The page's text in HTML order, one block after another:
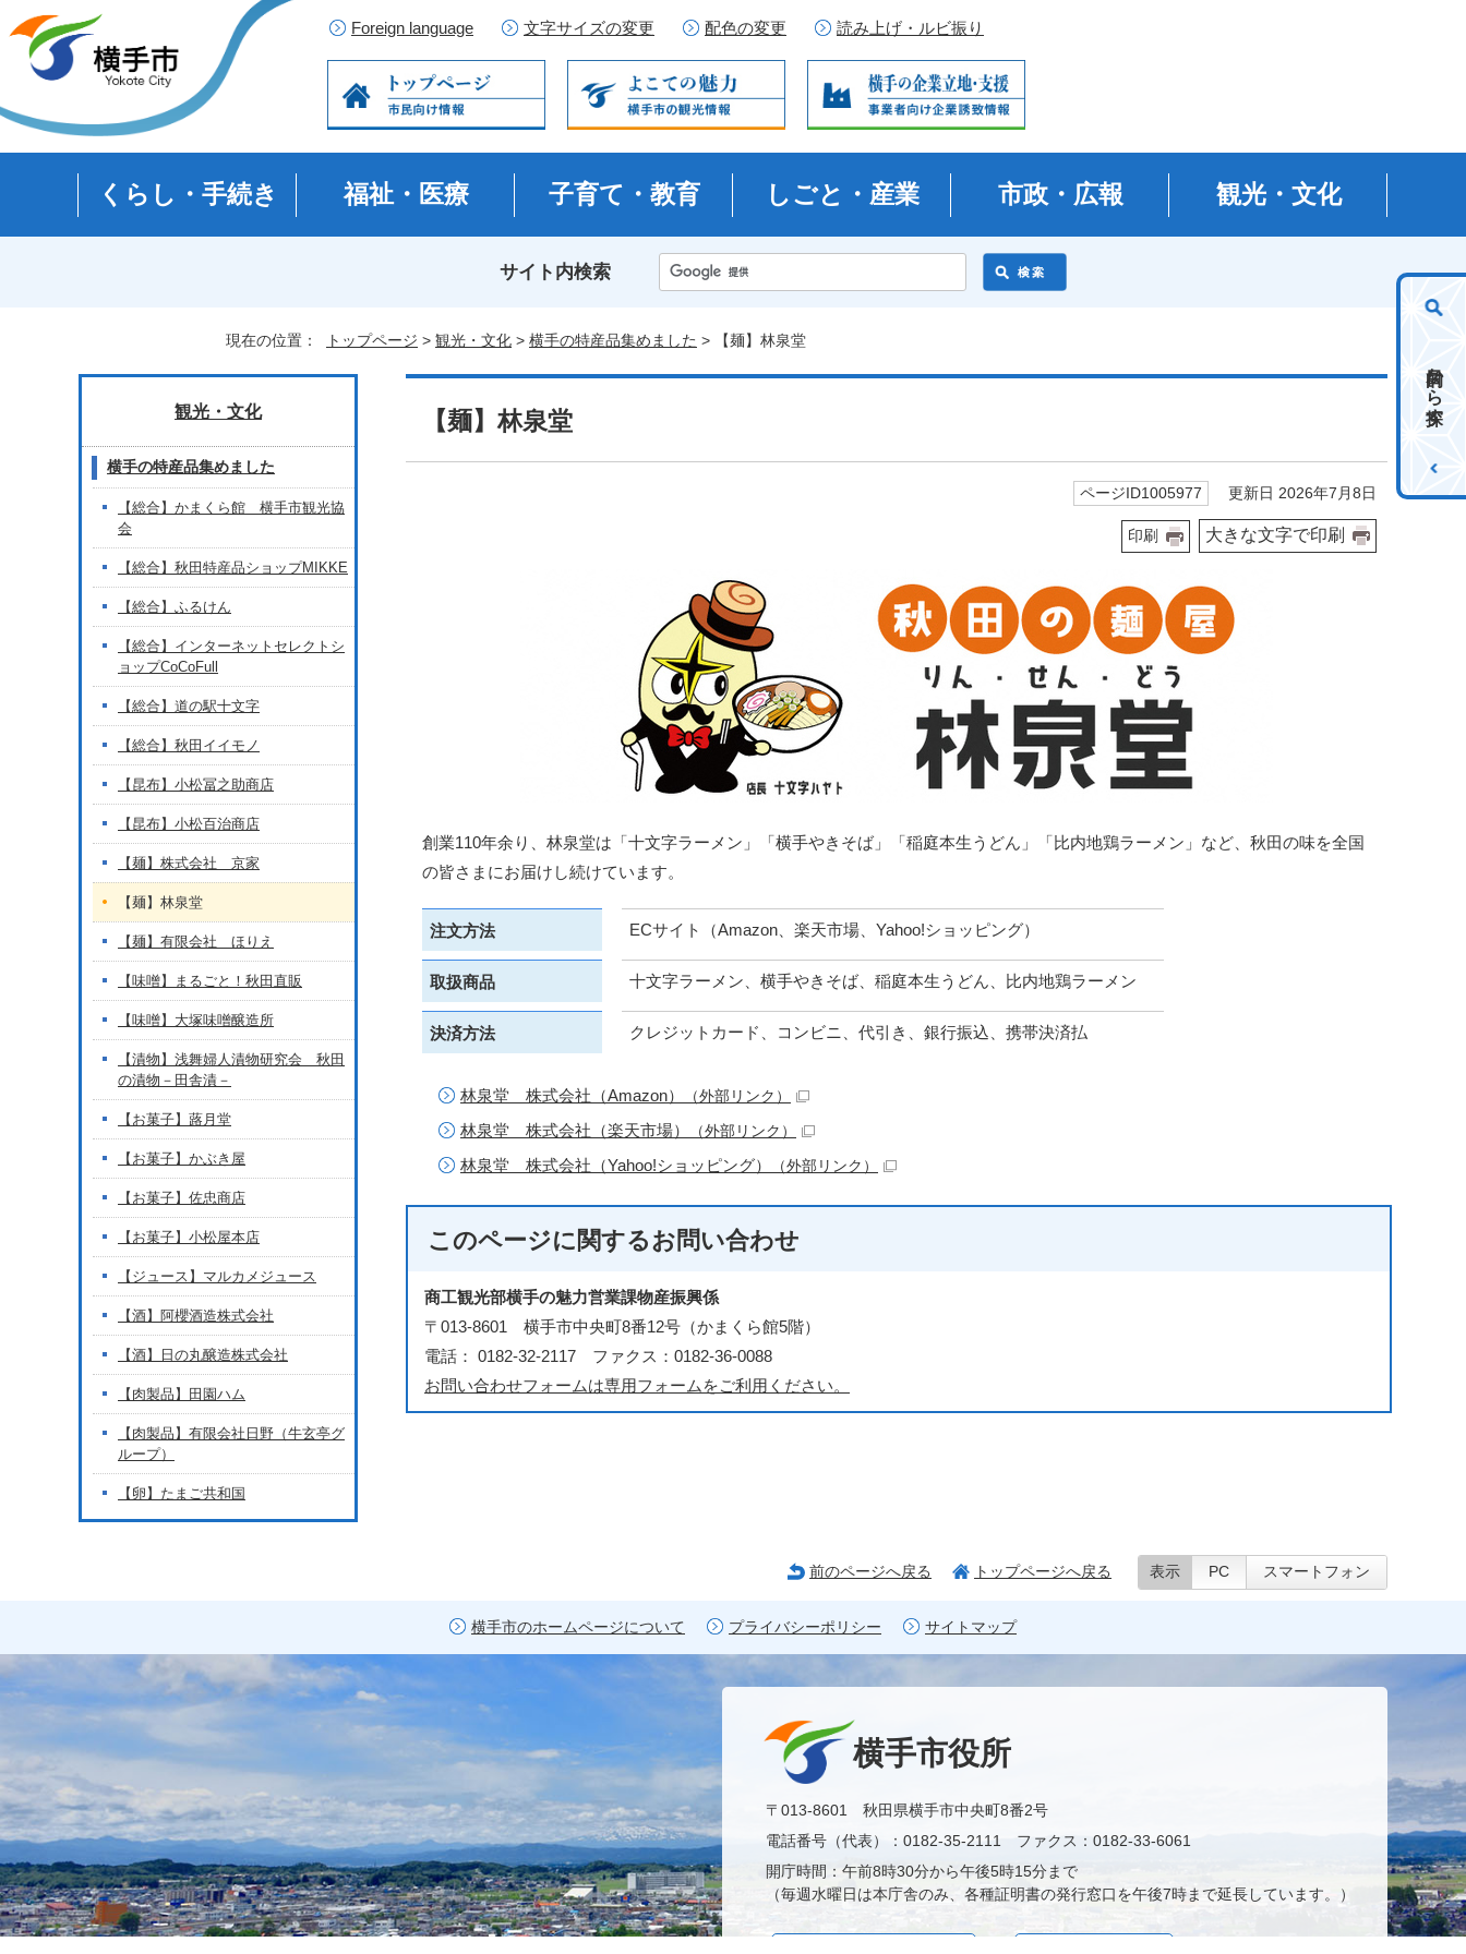
Foreign language 文字サイズの変更 配色の変更 読み上げ・ルビ振り
くらし・手続き 福祉・医療 子育て・教育 しごと・産業 市政・広報 観光・文化
サイト内検索
目的から探す
現在の位置： トップページ > 観光・文化 > 横手の特産品集めました > 【麺】林泉堂
【麺】林泉堂
ページID1005977 更新日 2026年7月8日
印刷 大きな文字で印刷
創業110年余り、林泉堂は「十文字ラーメン」「横手やきそば」「稲庭本生うどん」「比内地鶏ラーメン」など、秋田の味を全国
の皆さまにお届けし続けています。
注文方法 ECサイト（Amazon、楽天市場、Yahoo!ショッピング）
取扱商品 十文字ラーメン、横手やきそば、稲庭本生うどん、比内地鶏ラーメン
決済方法 クレジットカード、コンビニ、代引き、銀行振込、携帯決済払
林泉堂 株式会社（Amazon） （外部リンク）
林泉堂 株式会社（楽天市場） （外部リンク）
林泉堂 株式会社（Yahoo!ショッピング） （外部リンク）
このページに関するお問い合わせ
商工観光部横手の魅力営業課物産振興係
〒013-8601 横手市中央町8番12号（かまくら館5階）
電話： 0182-32-2117 ファクス：0182-36-0088
お問い合わせフォームは専用フォームをご利用ください。
観光・文化
横手の特産品集めました
【総合】かまくら館 横手市観光協
会
【総合】秋田特産品ショップMIKKE
【総合】ふるけん
【総合】インターネットセレクトシ
ョップCoCoFull
【総合】道の駅十文字
【総合】秋田イイモノ
【昆布】小松冨之助商店
【昆布】小松百治商店
【麺】株式会社 京家
【麺】林泉堂
【麺】有限会社 ほりえ
【味噌】まるごと！秋田直販
【味噌】大塚味噌醸造所
【漬物】浅舞婦人漬物研究会 秋田
の漬物－田舎漬－
【お菓子】蕗月堂
【お菓子】かぶき屋
【お菓子】佐忠商店
【お菓子】小松屋本店
【ジュース】マルカメジュース
【酒】阿櫻酒造株式会社
【酒】日の丸醸造株式会社
【肉製品】田園ハム
【肉製品】有限会社日野（牛玄亭グ
ループ）
【卵】たまご共和国
前のページへ戻る トップページへ戻る 表示 PC スマートフォン
横手市のホームページについて プライバシーポリシー サイトマップ
横手市役所
〒013-8601 秋田県横手市中央町8番2号
電話番号（代表）：0182-35-2111 ファクス：0182-33-6061
開庁時間：午前8時30分から午後5時15分まで
（毎週水曜日は本庁舎のみ、各種証明書の発行窓口を午後7時まで延長しています。）